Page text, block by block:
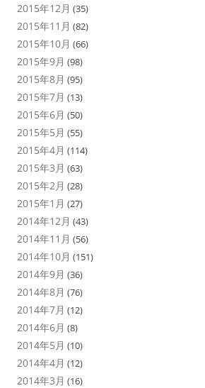
2015年12月 (35)
2015年11月 (82)
2015年10月 (66)
2015年9月 (98)
2015年8月 (95)
2015年7月 (13)
2015年6月 (50)
2015年5月 (55)
2015年4月 (114)
2015年3月 (63)
2015年2月 (28)
2015年1月 (27)
2014年12月 (43)
2014年11月 (56)
2014年10月 (151)
2014年9月 (36)
2014年8月 (76)
2014年7月 (12)
2014年6月 (8)
2014年5月 (10)
2014年4月 (12)
2014年3月 (16)